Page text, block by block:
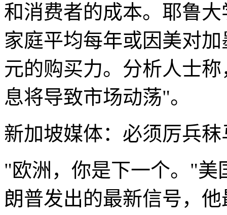
和消费者的成本。耶鲁
家庭平均每年或因美对
元的购买力。分析人士
息将导致市场动荡"。
新加坡媒体：必须厉兵秣
"欧洲，你是下一个。"美
朗普发出的最新信号，